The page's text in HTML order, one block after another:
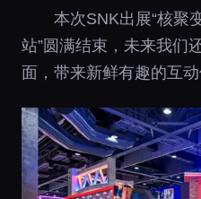
本次SNK出展“核聚
站”圆满结束，未来我们
面，带来新鲜有趣的互